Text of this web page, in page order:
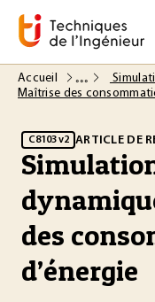
Accueil
Maîtrise des
C8103 v2 ARTICLE DE
des
d’énergie